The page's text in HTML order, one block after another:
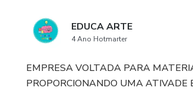
EDUCA ARTE
4 Ano Hotmarter
EMPRESA VOLTADA PARA
PROPORCIONANDO UMA